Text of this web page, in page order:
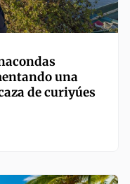
una
de curiyúes